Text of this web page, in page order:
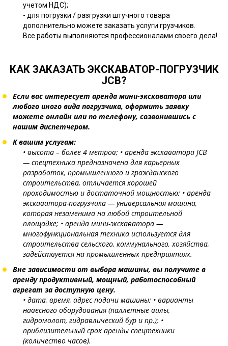
учетом НДС);
- для погрузки / разгрузки штучного товара
дополнительно можете заказать услуги грузчиков.
Все работы выполняются профессионалами своего дела!
КАК ЗАКАЗАТЬ ЭКСКАВАТОР-ПОГРУЗЧИК
JCB?
Если вас интересует аренда мини-экскаватора или
любого иного вида погрузчика, оформить заявку
можете онлайн или по телефону, созвонившись с
нашим диспетчером.
К вашим услугам:
• высота – более 4 метров; • аренда экскаватора JCB
— спецтехника предназначена для карьерных
разработок, промышленного и гражданского
строительства, отличается хорошей
проходимостью и достаточной мощностью; • аренда
экскаватора-погрузчика — универсальная машина,
которая незаменима на любой строительной
площадке; • аренда мини-экскаватора —
многофункциональная техника используется для
строительства сельского, коммунального, хозяйства,
задействуется на промышленных предприятиях.
Вне зависимости от выбора машины, вы получите в
аренду продуктивный, мощный, работоспособный
агрегат за доступную цену.
• дата, время, адрес подачи машины; • варианты
навесного оборудования (паллетные вилы,
гидромолот, гидравлический бур и пр.); •
приблизительный срок аренды спецтехники
(количество часов).